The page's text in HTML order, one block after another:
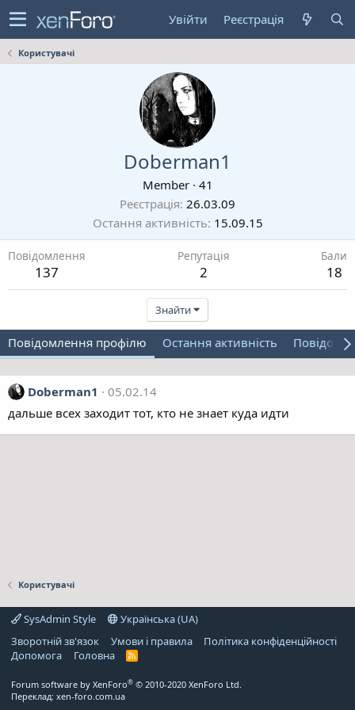
Увійти Реєстрація
Користувачі
Doberman1
Member · 41
Реєстрація 26.03.09
Остання активність 15.09.15
Повідомлення
137
Репутація
2
Бали
18
Знайти
Повідомлення профілю Остання активність
Doberman1
05.02.14
дальше всех заходит тот, кто не знает куда идти
Користувачі
SysAdmin Style
Українська (UA)
Зворотній зв'язок
Умови і правила
Політика конфіденційності
Дoпoмoга
Головна
R
Forum software by XenForo® © 2010-2020 XenForo Ltd.
Переклад: xen-foro.com.ua